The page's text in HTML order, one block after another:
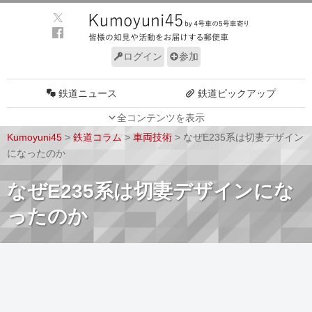
ログイン 参加
全コンテンツを表示
鉄道ニュース 鉄道ピックアップ
Kumoyuni45 > 鉄道コラム > 車両技術 > なぜE235系は切妻デザイン
になったのか
なぜE235系は切妻デザインにな
ったのか